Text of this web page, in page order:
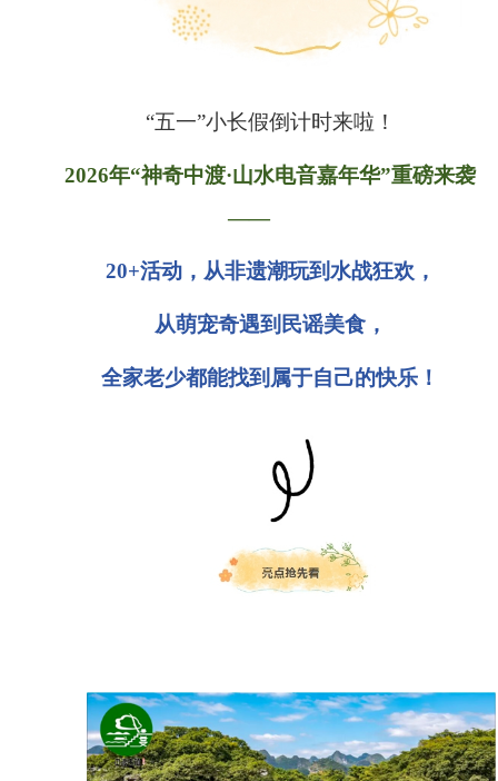
“五一”小长假倒计时来啦！
2026年“神奇中渡·山水电音嘉年华”重磅来袭
——
20+活动，从非遗潮玩到水战狂欢，
从萌宠奇遇到民谣美食，
全家老少都能找到属于自己的快乐！